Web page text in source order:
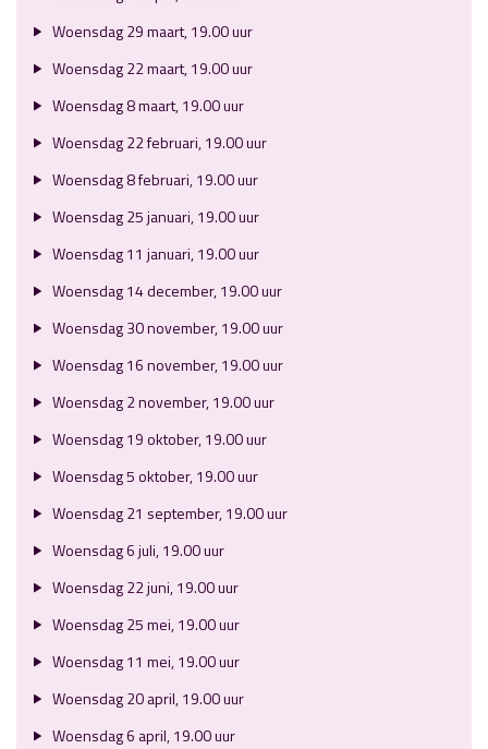
Woensdag 29 maart, 19.00 uur
Woensdag 22 maart, 19.00 uur
Woensdag 8 maart, 19.00 uur
Woensdag 22 februari, 19.00 uur
Woensdag 8 februari, 19.00 uur
Woensdag 25 januari, 19.00 uur
Woensdag 11 januari, 19.00 uur
Woensdag 14 december, 19.00 uur
Woensdag 30 november, 19.00 uur
Woensdag 16 november, 19.00 uur
Woensdag 2 november, 19.00 uur
Woensdag 19 oktober, 19.00 uur
Woensdag 5 oktober, 19.00 uur
Woensdag 21 september, 19.00 uur
Woensdag 6 juli, 19.00 uur
Woensdag 22 juni, 19.00 uur
Woensdag 25 mei, 19.00 uur
Woensdag 11 mei, 19.00 uur
Woensdag 20 april, 19.00 uur
Woensdag 6 april, 19.00 uur